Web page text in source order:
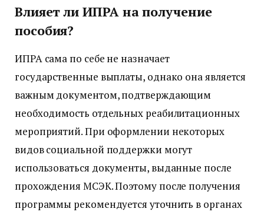
Влияет ли ИПРА на получение
пособия?
ИПРА сама по себе не назначает
государственные выплаты, однако она является
важным документом, подтверждающим
необходимость отдельных реабилитационных
мероприятий. При оформлении некоторых
видов социальной поддержки могут
использоваться документы, выданные после
прохождения МСЭК. Поэтому после получения
программы рекомендуется уточнить в органах